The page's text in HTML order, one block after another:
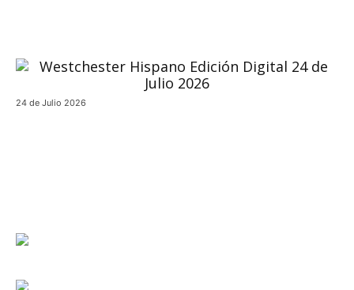
24 de Julio 2026